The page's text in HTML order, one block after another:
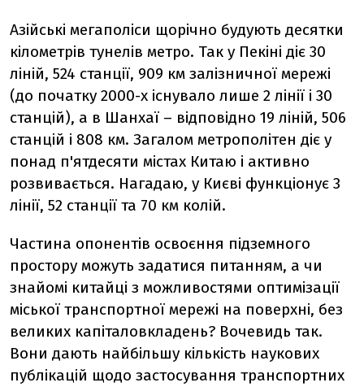
Азійські мегаполіси щорічно будують десятки
кілометрів тунелів метро. Так у Пекіні діє 30
ліній, 524 станції, 909 км залізничної мережі
(до початку 2000-х існувало лише 2 лінії і 30
станцій), а в Шанхаї – відповідно 19 ліній, 506
станцій і 808 км. Загалом метрополітен діє у
понад п'ятдесяти містах Китаю і активно
розвивається. Нагадаю, у Києві функціонує 3
лінії, 52 станції та 70 км колій.
Частина опонентів освоєння підземного
простору можуть задатися питанням, а чи
знайомі китайці з можливостями оптимізації
міської транспортної мережі на поверхні, без
великих капіталовкладень? Вочевидь так.
Вони дають найбільшу кількість наукових
публікацій щодо застосування транспортних